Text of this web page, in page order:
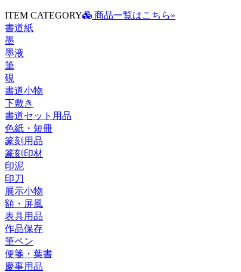
ITEM CATEGORY
商品一覧はこちら»
書道紙
墨
墨液
筆
硯
書道小物
下敷き
書道セット用品
色紙・短冊
篆刻用品
篆刻印材
印泥
印刀
展示小物
額・屏風
表具用品
作品保存
筆ペン
便箋・葉書
慶事用品